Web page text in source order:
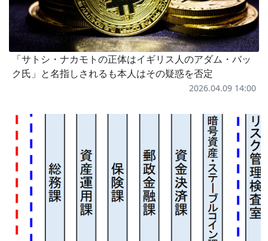
「サトシ・ナカモトの正体はイギリス人のアダム・バッ
ク氏」と名指しされるも本人はその疑惑を否定
2026.04.09 14:00